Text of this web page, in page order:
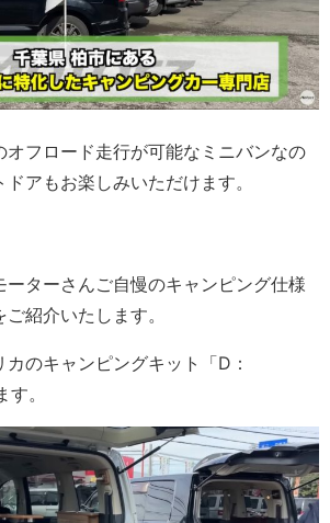
オフロード走行が可能なミニバンなの
アもお楽しみいただけます。
ーターさんご自慢のキャンピング仕様
紹介いたします。
のキャンピングキット「D：
。